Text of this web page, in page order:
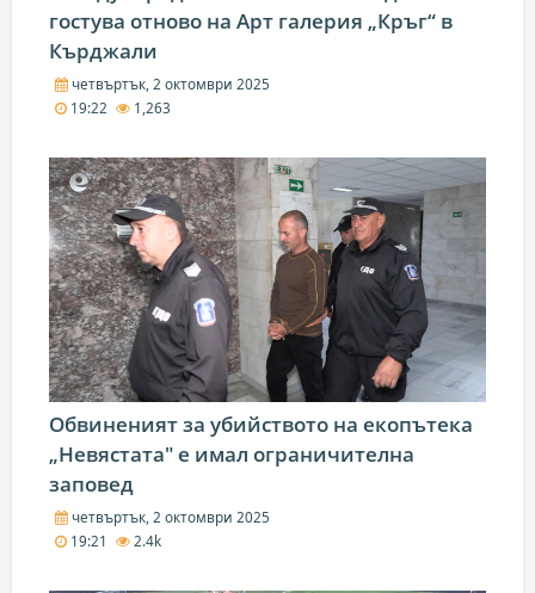
гостува отново на Арт галерия „Кръг“ в
Кърджали
четвъртък, 2 октомври 2025
19:22
1,263
Обвиненият за убийството на екопътека
„Невястата" е имал ограничителна
заповед
четвъртък, 2 октомври 2025
19:21
2.4k